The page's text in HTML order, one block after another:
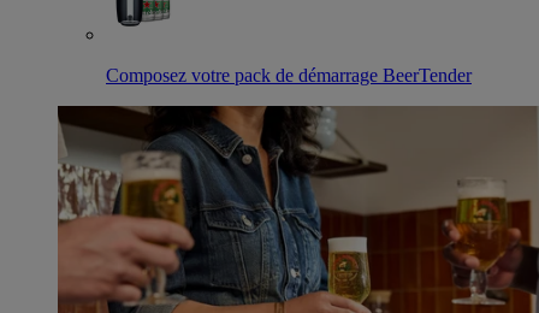
Composez votre pack de démarrage BeerTender